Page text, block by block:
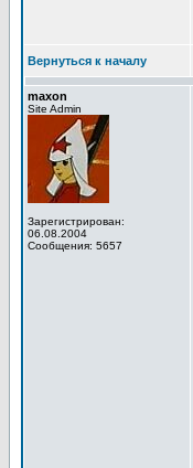
Вернуться к началу
maxon
Site Admin
Зарегистрирован:
06.08.2004
Сообщения: 5657